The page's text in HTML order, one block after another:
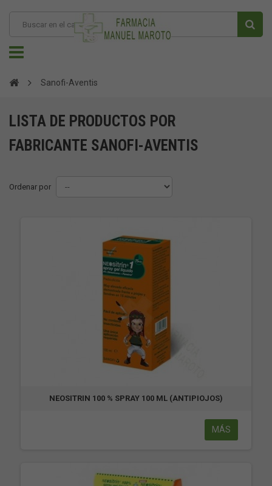
Sanofi-Aventis
LISTA DE PRODUCTOS POR
FABRICANTE SANOFI-AVENTIS
Ordenar por
NEOSITRIN 100 % SPRAY 100 ML (ANTIPIOJOS)
MÁS